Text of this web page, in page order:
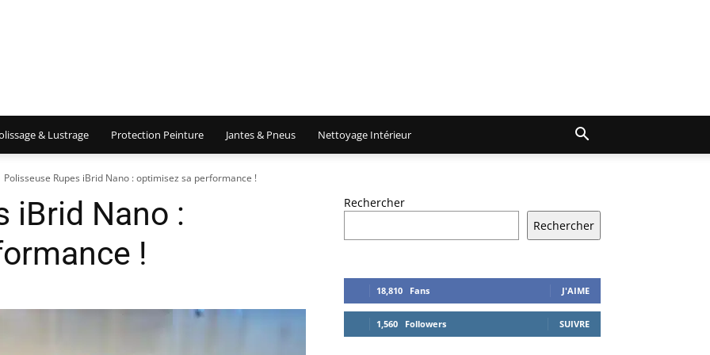
& Lustrage Protection Peinture Jantes & Pneus Nettoyage Intérieur
Polisseuse Rupes iBrid Nano : optimisez sa performance !
iBrid Nano :
!
Rechercher
Rechercher
18,810 Fans J'AIME
1,560 Followers SUIVRE